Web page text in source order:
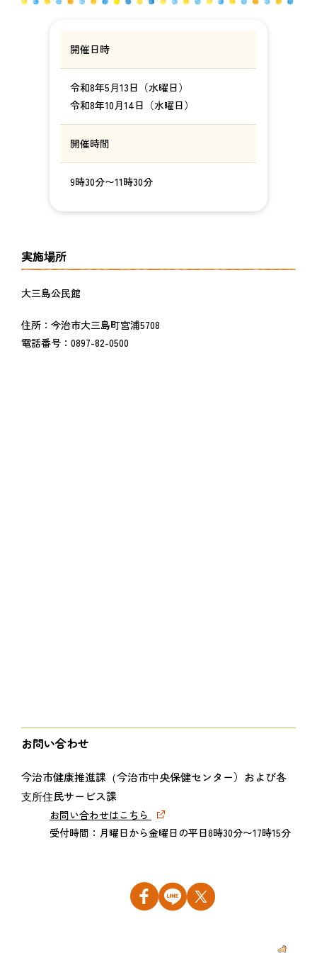
開催日時
令和8年5月13日（水曜日）
令和8年10月14日（水曜日）
開催時間
9時30分〜11時30分
実施場所
大三島公民館
住所：今治市大三島町宮浦5708
電話番号：0897-82-0500
お問い合わせ
今治市健康推進課（今治市中央保健センター）および各
支所住民サービス課
お問い合わせはこちら
受付時間：月曜日から金曜日の平日8時30分〜17時15分